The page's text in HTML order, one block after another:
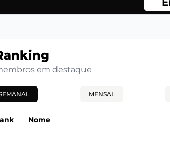
em destaque
MENSAL
Nome